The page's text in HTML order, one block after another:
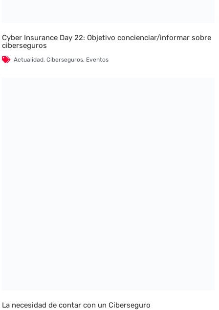
Cyber Insurance Day 22: Objetivo concienciar/informar sobre
ciberseguros
Actualidad,Ciberseguros, Eventos
La necesidad de contar con un Ciberseguro